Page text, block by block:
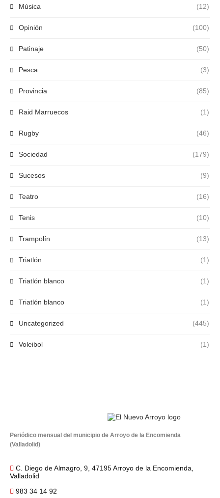
Música (12)
Opinión (100)
Patinaje (50)
Pesca (3)
Provincia (85)
Raid Marruecos (1)
Rugby (46)
Sociedad (179)
Sucesos (9)
Teatro (16)
Tenis (10)
Trampolín (13)
Triatlón (1)
Triatlón blanco (1)
Triatlón blanco (1)
Uncategorized (445)
Voleibol (1)
Periódico mensual del municipio de Arroyo de la Encomienda
(Valladolid)
C. Diego de Almagro, 9, 47195 Arroyo de la Encomienda,
Valladolid
983 34 14 92